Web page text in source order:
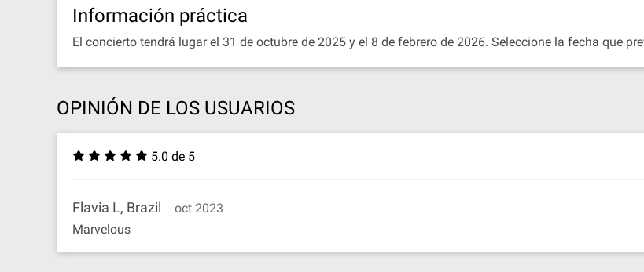
Información práctica
El concierto tendrá lugar el 31 de octubre de 2025 y el 8 de febrero de 2026. Seleccione la fecha que
OPINIÓN DE LOS USUARIOS
5.0 de 5
Flavia L, Brazil
oct 2023
Marvelous